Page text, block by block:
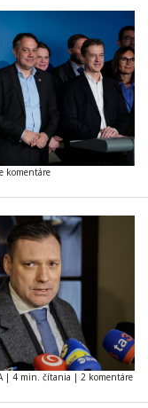
komentáre
| 4 min. čítania | 2 komentáre